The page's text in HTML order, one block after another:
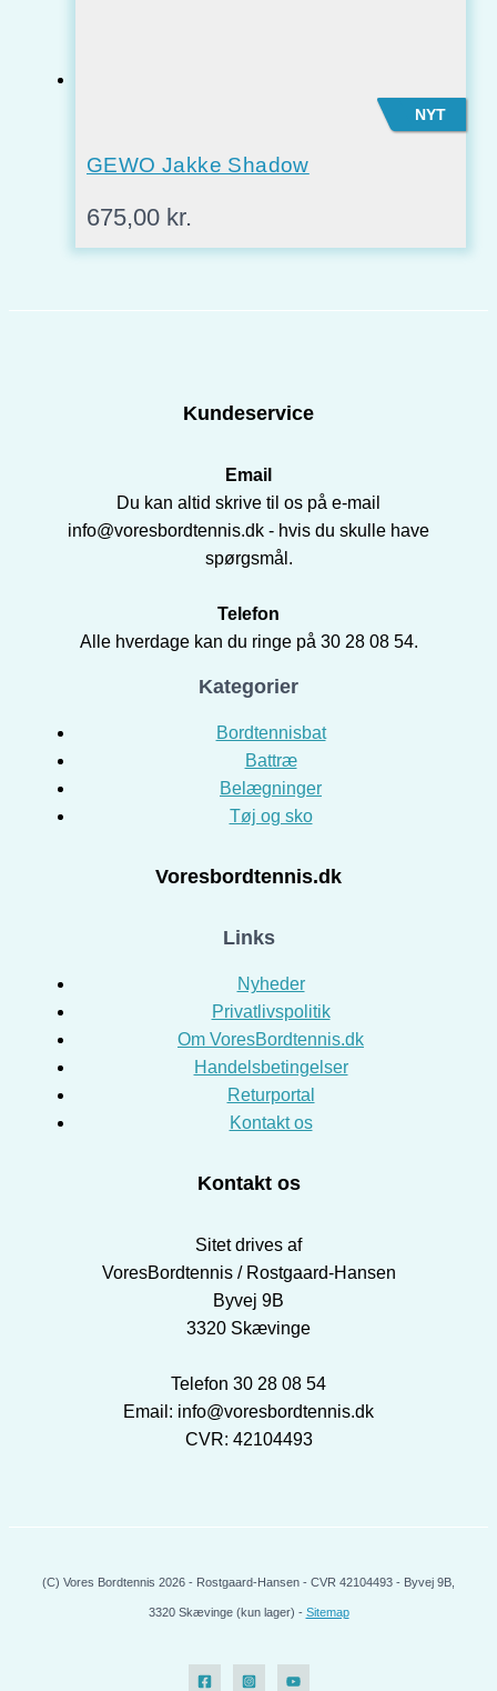
NYT
GEWO Jakke Shadow
675,00 kr.
Kundeservice
Email
Du kan altid skrive til os på e-mail
info@voresbordtennis.dk - hvis du skulle have
spørgsmål.
Telefon
Alle hverdage kan du ringe på 30 28 08 54.
Kategorier
Bordtennisbat
Battræ
Belægninger
Tøj og sko
Voresbordtennis.dk
Links
Nyheder
Privatlivspolitik
Om VoresBordtennis.dk
Handelsbetingelser
Returportal
Kontakt os
Kontakt os
Sitet drives af
VoresBordtennis / Rostgaard-Hansen
Byvej 9B
3320 Skævinge
Telefon 30 28 08 54
Email: info@voresbordtennis.dk
CVR: 42104493
(C) Vores Bordtennis 2026 - Rostgaard-Hansen - CVR 42104493 - Byvej 9B,
3320 Skævinge (kun lager) - Sitemap